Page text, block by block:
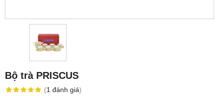
Bộ trà PRISCUS
(1 đánh giá)